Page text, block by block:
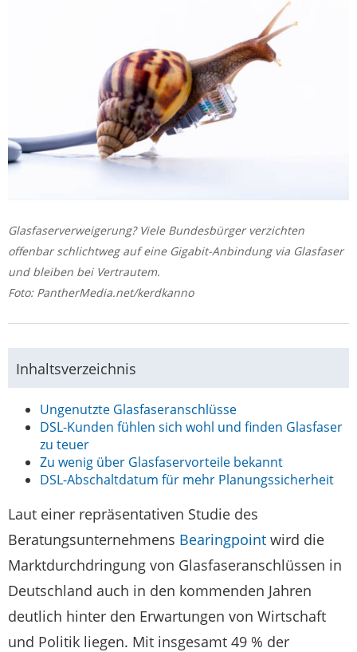
Glasfaserverweigerung? Viele Bundesbürger verzichten
offenbar schlichtweg auf eine Gigabit-Anbindung via Glasfaser
und bleiben bei Vertrautem.
Foto: PantherMedia.net/kerdkanno
Inhaltsverzeichnis
Ungenutzte Glasfaseranschlüsse
DSL-Kunden fühlen sich wohl und finden Glasfaser
zu teuer
Zu wenig über Glasfaservorteile bekannt
DSL-Abschaltdatum für mehr Planungssicherheit
Laut einer repräsentativen Studie des
Beratungsunternehmens Bearingpoint wird die
Marktdurchdringung von Glasfaseranschlüssen in
Deutschland auch in den kommenden Jahren
deutlich hinter den Erwartungen von Wirtschaft
und Politik liegen. Mit insgesamt 49 % der